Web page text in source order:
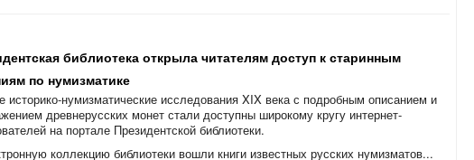
библиотека открыла читателям доступ к старинным
по нумизматике
историко-нумизматические исследования XIX века с подробным описанием и
древнерусских монет стали доступны широкому кругу интернет-
на портале Президентской библиотеки.
коллекцию библиотеки вошли книги известных русских нумизматов...